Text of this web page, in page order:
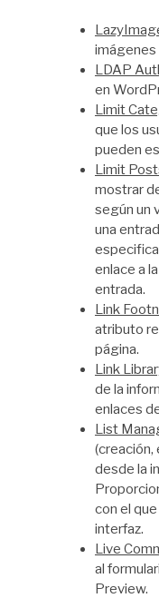
imágenes
LDAP
en
Limit
que los
pueden
Limit
mostrar
según un
una
enlace a
entrada.
Link
atributo
página.
Link
de la
enlaces
List
(creación,
desde la
con el
interfaz.
Live
al
Preview.